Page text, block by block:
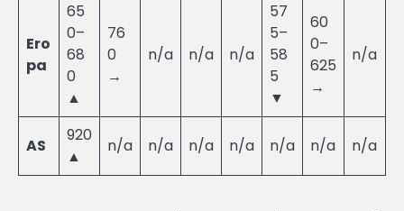
Ero
pa
65
0–
68
0
▲
76
0
→
n/a n/a n/a
57
5–
58
5
▼
60
0–
625
→
n/a
AS
920
▲
n/a n/a n/a n/a n/a n/a n/a